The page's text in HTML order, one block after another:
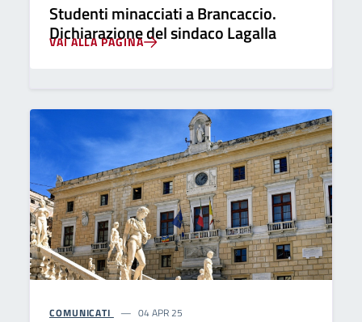
Studenti minacciati a Brancaccio.
Dichiarazione del sindaco Lagalla
VAI ALLA PAGINA
COMUNICATI 04 APR 25